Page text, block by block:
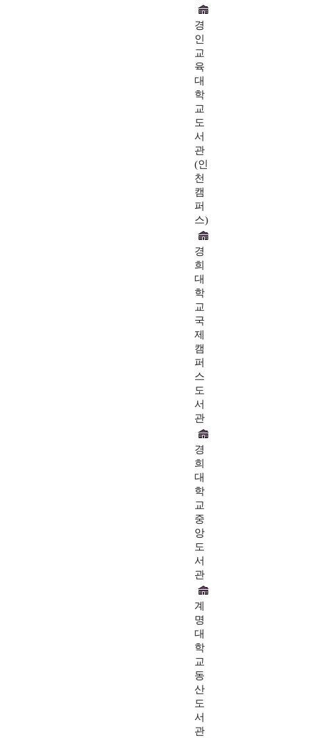
경
인
교
육
대
학
교
도
서
관
(인
천
캠
퍼
스)
경
희
대
학
교
국
제
캠
퍼
스
도
서
관
경
희
대
학
교
중
앙
도
서
관
계
명
대
학
교
동
산
도
서
관